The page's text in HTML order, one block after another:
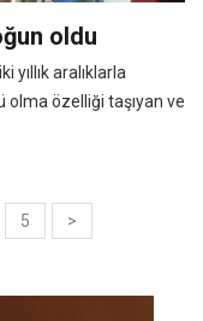
oldu
yıllık aralıklarla
özelliği taşıyan ve
5 >